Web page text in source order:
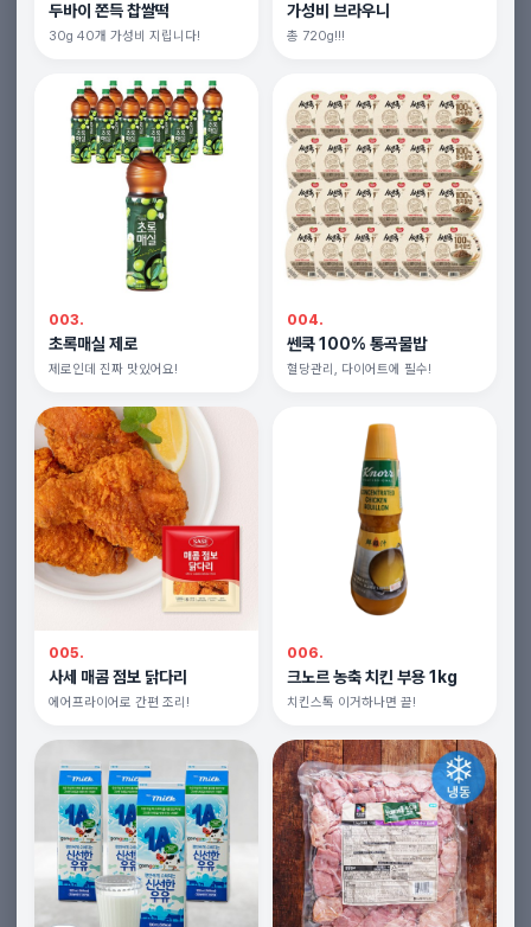
두바이 쫀득 찹쌀떡
30g 40개 가성비 지립니다!
가성비 브라우니
총 720g!!!
003.
초록매실 제로
제로인데 진짜 맛있어요!
004.
쎈쿡 100% 통곡물밥
혈당관리, 다이어트에 필수!
005.
사세 매콤 점보 닭다리
에어프라이어로 간편 조리!
006.
크노르 농축 치킨 부용 1kg
치킨스톡 이거하나면 끝!